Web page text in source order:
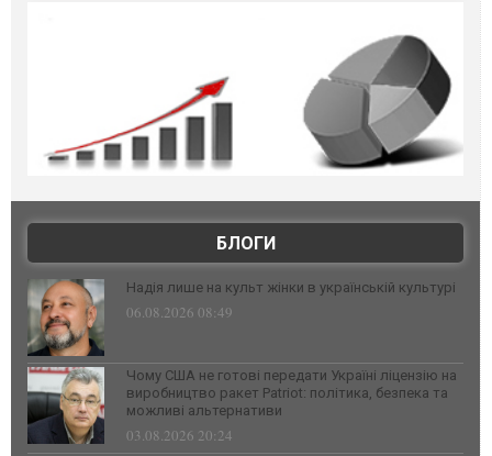
БЛОГИ
Надія лише на культ жінки в українській культурі
06.08.2026 08:49
Чому США не готові передати Україні ліцензію на
виробництво ракет Patriot: політика, безпека та
можливі альтернативи
03.08.2026 20:24